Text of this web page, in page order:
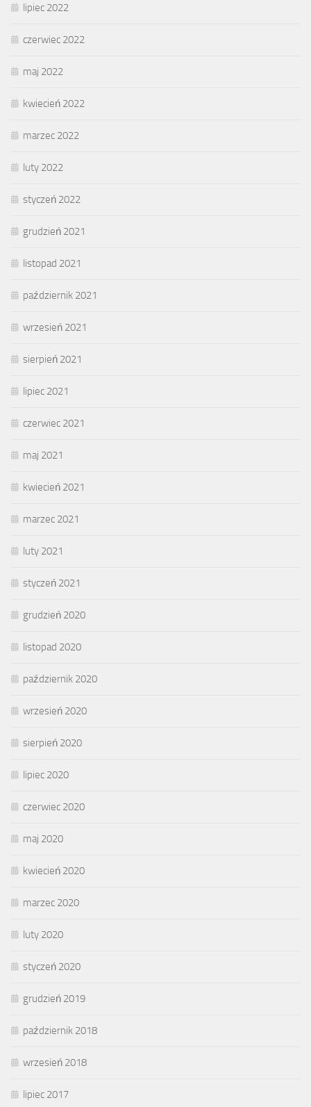
lipiec 2022
czerwiec 2022
maj 2022
kwiecień 2022
marzec 2022
luty 2022
styczeń 2022
grudzień 2021
listopad 2021
październik 2021
wrzesień 2021
sierpień 2021
lipiec 2021
czerwiec 2021
maj 2021
kwiecień 2021
marzec 2021
luty 2021
styczeń 2021
grudzień 2020
listopad 2020
październik 2020
wrzesień 2020
sierpień 2020
lipiec 2020
czerwiec 2020
maj 2020
kwiecień 2020
marzec 2020
luty 2020
styczeń 2020
grudzień 2019
październik 2018
wrzesień 2018
lipiec 2017